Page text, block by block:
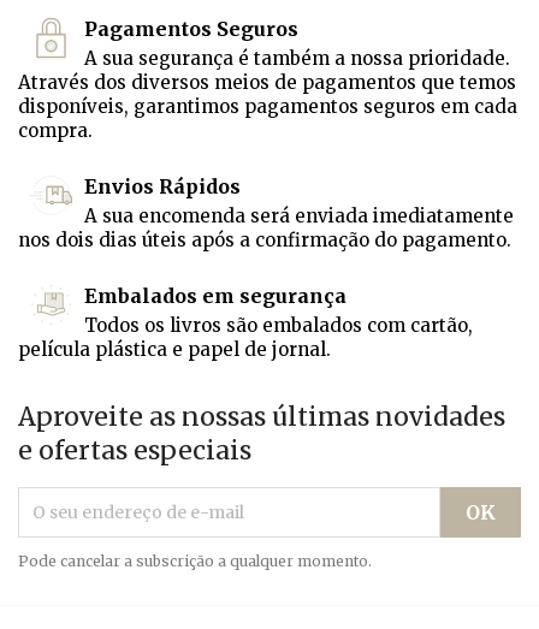
Pagamentos Seguros
A sua segurança é também a nossa prioridade.
Através dos diversos meios de pagamentos que temos
disponíveis, garantimos pagamentos seguros em cada
compra.
Envios Rápidos
A sua encomenda será enviada imediatamente
nos dois dias úteis após a confirmação do pagamento.
Embalados em segurança
Todos os livros são embalados com cartão,
película plástica e papel de jornal.
Aproveite as nossas últimas novidades
e ofertas especiais
Pode cancelar a subscrição a qualquer momento.